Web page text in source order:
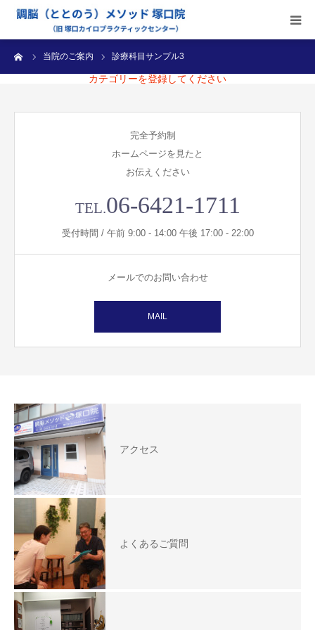
当院のご案内 診療科目サンプル3
カテゴリーを登録してください
完全予約制
ホームページを見たと
お伝えください
TEL.06-6421-1711
受付時間 / 午前 9:00 - 14:00 午後 17:00 - 22:00
メールでのお問い合わせ
MAIL
アクセス
よくあるご質問
当院のご案内